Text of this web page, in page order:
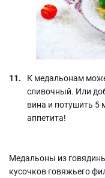
К медальонам
сливочный. Или
вина и потушить 5
аппетита!
Медальоны из
кусочков говяжьего